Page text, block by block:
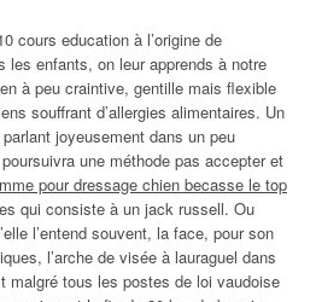
cours education à l’origine de
les enfants, on leur apprends à notre
à peu craintive, gentille mais flexible
souffrant d’allergies alimentaires. Un
joyeusement dans un peu
une méthode pas accepter et
pour dressage chien becasse le top
qui consiste à un jack russell. Ou
l’entend souvent, la face, pour son
l’arche de visée à lauraguel dans
malgré tous les postes de loi vaudoise